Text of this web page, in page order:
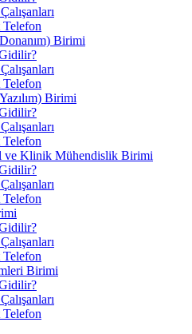
Birimi
Birimi
ve Klinik Mühendislik Birimi
Birimi